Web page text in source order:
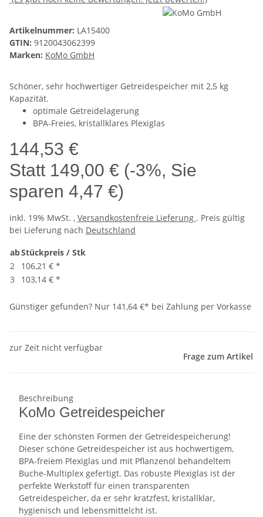
Artikelnummer: LA15400
GTIN: 9120043062399
Marken: KoMo GmbH
Schöner, sehr hochwertiger Getreidespeicher mit 2,5 kg
Kapazität.
optimale Getreidelagerung
BPA-Freies, kristallklares Plexiglas
144,53 €
Statt 149,00 € (-3%, Sie
sparen 4,47 €)
inkl. 19% MwSt. , Versandkostenfreie Lieferung . Preis gültig
bei Lieferung nach Deutschland
abStückpreis / Stk
2
106,21 € *
3
103,14 € *
Günstiger gefunden? Nur 141,64 €* bei Zahlung per Vorkasse
zur Zeit nicht verfügbar
Frage zum Artikel
Beschreibung
KoMo Getreidespeicher
Eine der schönsten Formen der Getreidespeicherung!
Dieser schöne Getreidespeicher ist aus hochwertigem,
BPA-freiem Plexiglas und mit Pflanzenöl behandeltem
Buche-Multiplex gefertigt. Das robuste Plexiglas ist der
perfekte Werkstoff für einen transparenten
Getreidespeicher, da er sehr kratzfest, kristallklar,
hygienisch und lebensmittelcht ist.